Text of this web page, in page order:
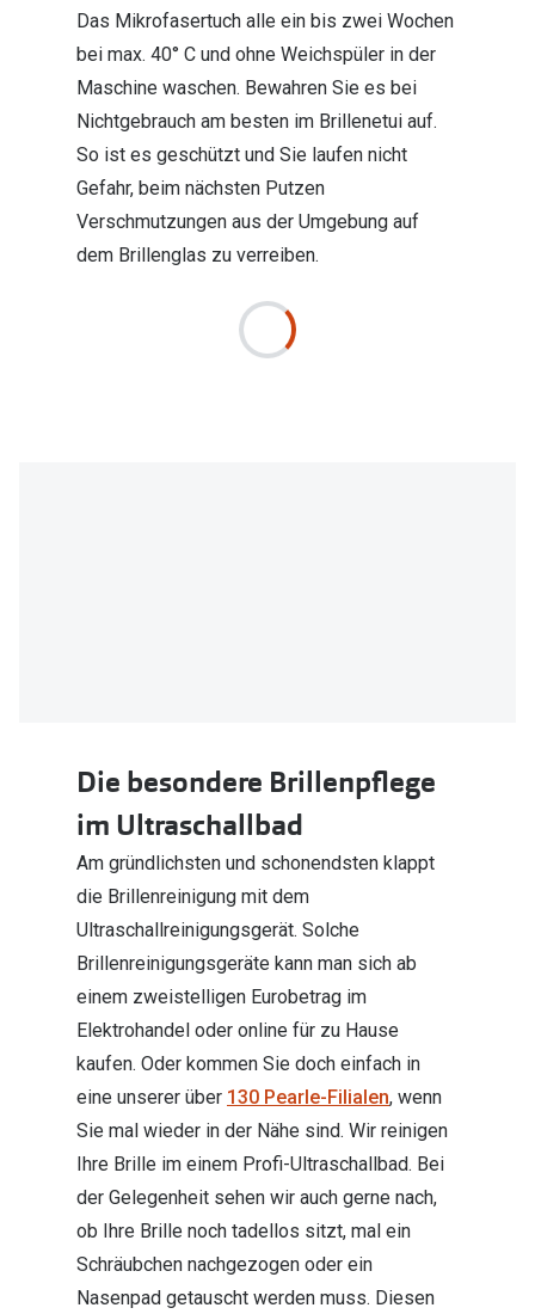
Das Mikrofasertuch alle ein bis zwei Wochen
bei max. 40° C und ohne Weichspüler in der
Maschine waschen. Bewahren Sie es bei
Nichtgebrauch am besten im Brillenetui auf.
So ist es geschützt und Sie laufen nicht
Gefahr, beim nächsten Putzen
Verschmutzungen aus der Umgebung auf
dem Brillenglas zu verreiben.
Die besondere Brillenpflege
im Ultraschallbad
Am gründlichsten und schonendsten klappt
die Brillenreinigung mit dem
Ultraschallreinigungsgerät. Solche
Brillenreinigungsgeräte kann man sich ab
einem zweistelligen Eurobetrag im
Elektrohandel oder online für zu Hause
kaufen. Oder kommen Sie doch einfach in
eine unserer über 130 Pearle-Filialen, wenn
Sie mal wieder in der Nähe sind. Wir reinigen
Ihre Brille im einem Profi-Ultraschallbad. Bei
der Gelegenheit sehen wir auch gerne nach,
ob Ihre Brille noch tadellos sitzt, mal ein
Schräubchen nachgezogen oder ein
Nasenpad getauscht werden muss. Diesen